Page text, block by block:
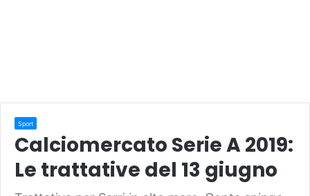
Sport
Calciomercato Serie A 2019:
Le trattative del 13 giugno